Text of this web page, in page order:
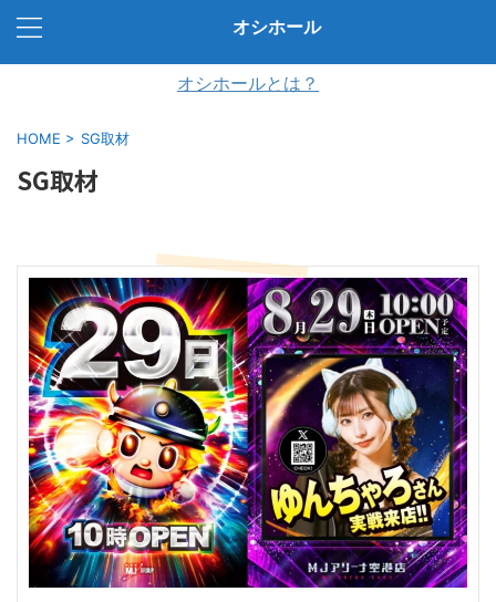
オシホール
オシホールとは？
HOME > SG取材
SG取材